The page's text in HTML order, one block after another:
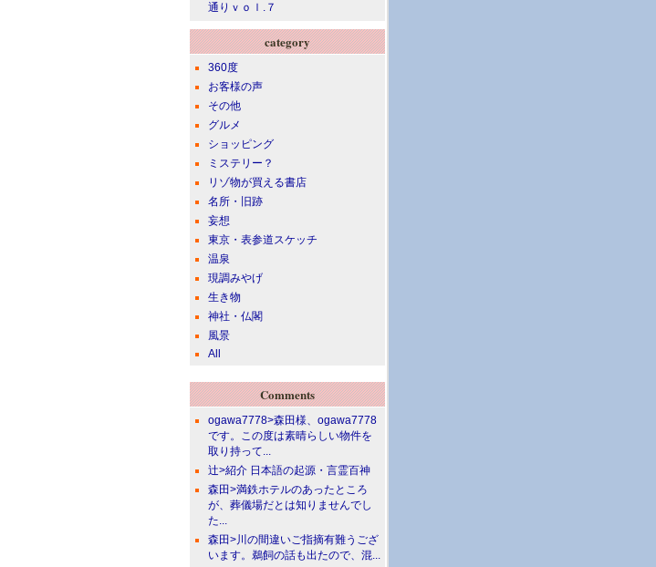
通りｖｏｌ.７
category
360度
お客様の声
その他
グルメ
ショッピング
ミステリー？
リゾ物が買える書店
名所・旧跡
妄想
東京・表参道スケッチ
温泉
現調みやげ
生き物
神社・仏閣
風景
All
Comments
ogawa7778>森田様、ogawa7778
です。この度は素晴らしい物件を
取り持って...
辻>紹介 日本語の起源・言霊百神
森田>満鉄ホテルのあったところ
が、葬儀場だとは知りませんでし
た...
森田>川の間違いご指摘有難うござ
います。鵜飼の話も出たので、混...